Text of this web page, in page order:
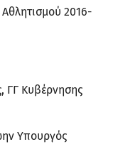
2016-
ΓΓ Κυβέρνησης
Υπουργός